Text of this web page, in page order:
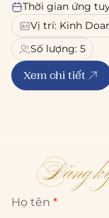
Thời gian ứng
Vị trí: Kinh
Số lượng: 5
Xem chi tiết
Đăng
Họ tên *